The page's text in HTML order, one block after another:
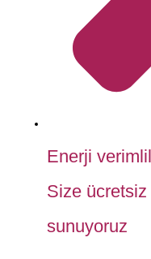
Enerji
Size ücretsiz
sunuyoruz